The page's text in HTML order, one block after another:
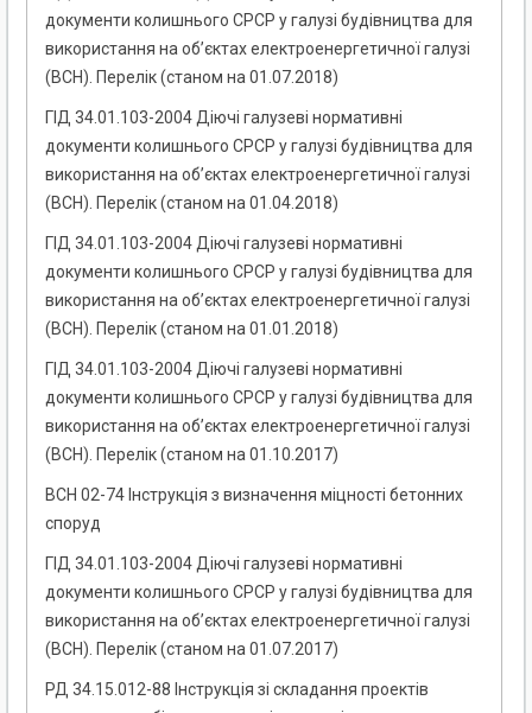
документи колишнього СРСР у галузі будівництва для
використання на об’єктах електроенергетичної галузі
(ВСН). Перелік (станом на 01.07.2018)
ГІД 34.01.103-2004 Діючі галузеві нормативні
документи колишнього СРСР у галузі будівництва для
використання на об’єктах електроенергетичної галузі
(ВСН). Перелік (станом на 01.04.2018)
ГІД 34.01.103-2004 Діючі галузеві нормативні
документи колишнього СРСР у галузі будівництва для
використання на об’єктах електроенергетичної галузі
(ВСН). Перелік (станом на 01.01.2018)
ГІД 34.01.103-2004 Діючі галузеві нормативні
документи колишнього СРСР у галузі будівництва для
використання на об’єктах електроенергетичної галузі
(ВСН). Перелік (станом на 01.10.2017)
ВСН 02-74 Інструкція з визначення міцності бетонних
споруд
ГІД 34.01.103-2004 Діючі галузеві нормативні
документи колишнього СРСР у галузі будівництва для
використання на об’єктах електроенергетичної галузі
(ВСН). Перелік (станом на 01.07.2017)
РД 34.15.012-88 Інструкція зі складання проектів